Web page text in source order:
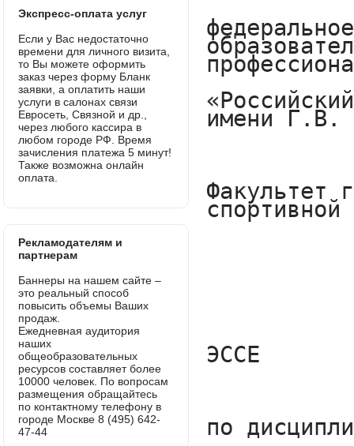
Экспресс-оплата услуг
Если у Вас недостаточно
времени для личного визита,
то Вы можете оформить
заказ через форму Бланк
заявки, а оплатить наши
услуги в салонах связи
Евросеть, Связной и др.,
через любого кассира в
любом городе РФ. Время
зачисления платежа 5 минут!
Также возможна онлайн
оплата.
Рекламодателям и
партнерам
Баннеры на нашем сайте –
это реальный способ
повысить объемы Ваших
продаж.
Ежедневная аудитория
наших
общеобразовательных
ресурсов составляет более
10000 человек. По вопросам
размещения обращайтесь
по контактному телефону в
городе Москве 8 (495) 642-
47-44